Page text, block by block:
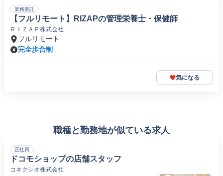
業務委託
【フルリモート】RIZAPの管理栄養士・保健師
ＲＩＺＡＰ株式会社
フルリモート
完全歩合制
気になる
職種と勤務地が似ている求人
正社員
ドコモショップの店舗スタッフ
コネクシオ株式会社